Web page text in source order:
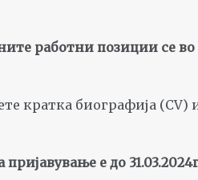
работни позиции се
кратка биографија (CV)
пријавување е до 31.03.2024